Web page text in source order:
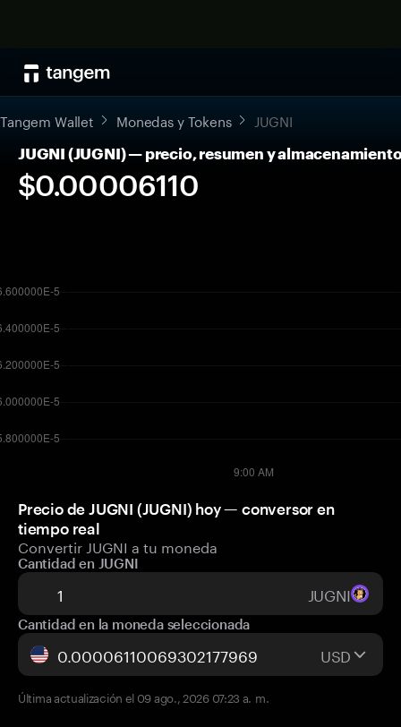
Tangem Wallet Monedas y Tokens JUGNI
JUGNI (JUGNI) — precio, resumen y
$0.00006110
Precio de JUGNI (JUGNI) hoy — conversor en
tiempo real
Convertir JUGNI a tu moneda
Cantidad en JUGNI
JUGNI
Cantidad en la moneda seleccionada
USD
Última actualización el 09 ago., 2026 07:23 a. m.